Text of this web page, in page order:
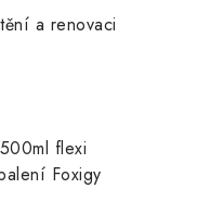
a renovaci
flexi
Foxigy